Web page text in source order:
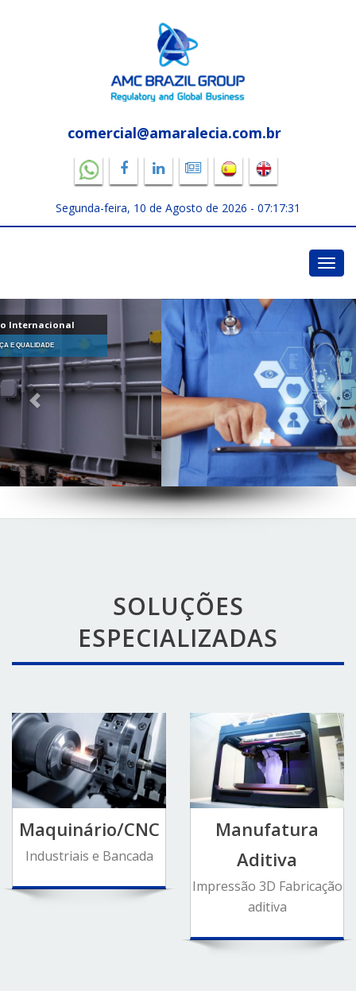
comercial@amaralecia.com.br
Segunda-feira, 10 de Agosto de 2026 - 07:17:32
Assuntos Regulatórios - Anvisa e InMetro
EQUIPE ALTAMENTE ESPECIALIZADA, CONDIÇÕES ESPECIAIS E GARANTIA
DE QUALIDADE
SOLUÇÕES
ESPECIALIZADAS
Maquinário/CNC
Industriais e Bancada
Manufatura
Aditiva
Impressão 3D Fabricação
aditiva